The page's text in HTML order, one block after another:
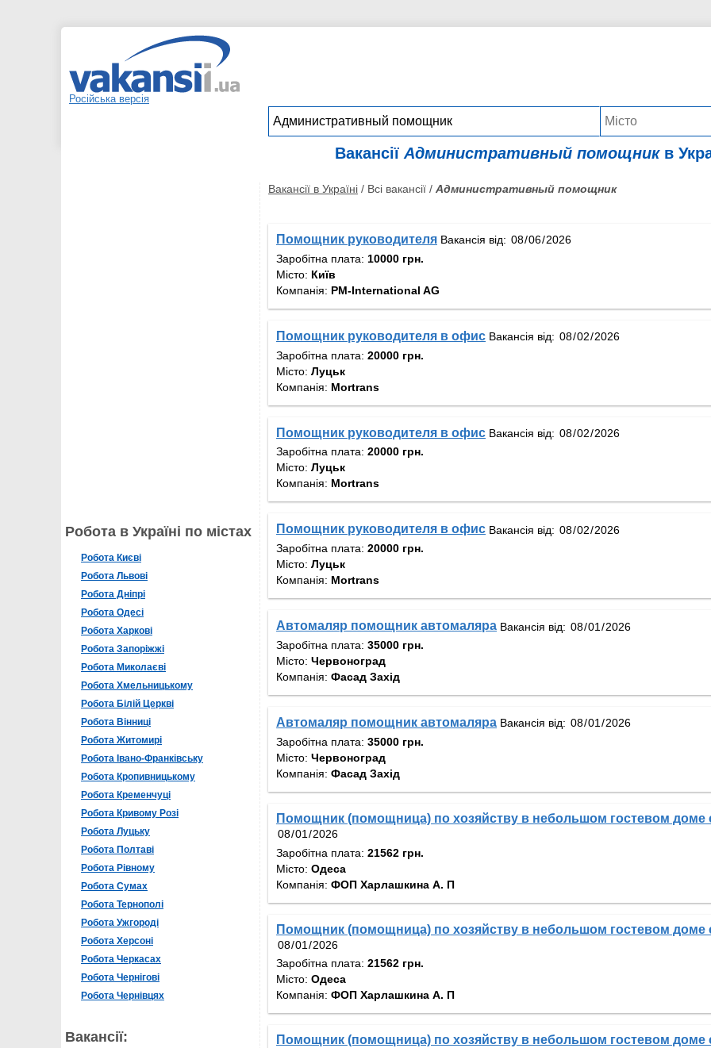
Російська версія
Вакансії Административный помощникв
Робота в Україні по містах
Робота Києві
Робота Львові
Робота Дніпрі
Робота Одесі
Робота Харкові
Робота Запоріжжі
Робота Миколаєві
Робота Хмельницькому
Робота Білій Церкві
Робота Вінниці
Робота Житомирі
Робота Івано-Франківську
Робота Кропивницькому
Робота Кременчуці
Робота Кривому Розі
Робота Луцьку
Робота Полтаві
Робота Рівному
Робота Сумах
Робота Тернополі
Робота Ужгороді
Робота Херсоні
Робота Черкасах
Робота Чернігові
Робота Чернівцях
Вакансії:
Вакансії в Україні / Всі вакансії / Административный помощник
Помощник руководителя Вакансія від:
Заробітна плата: 10000 грн.
Місто: Київ
Компанія: РM-International AG
Помощник руководителя в офис Вакансія від:
Заробітна плата: 20000 грн.
Місто: Луцьк
Компанія: Mortrans
Помощник руководителя в офис Вакансія від:
Заробітна плата: 20000 грн.
Місто: Луцьк
Компанія: Mortrans
Помощник руководителя в офис Вакансія від:
Заробітна плата: 20000 грн.
Місто: Луцьк
Компанія: Mortrans
Автомаляр помощник автомаляра Вакансія від:
Заробітна плата: 35000 грн.
Місто: Червоноград
Компанія: Фасад Захід
Автомаляр помощник автомаляра Вакансія від:
Заробітна плата: 35000 грн.
Місто: Червоноград
Компанія: Фасад Захід
Помощник (помощница) по хозяйству в небольшом гостевом доме
Заробітна плата: 21562 грн.
Місто: Одеса
Компанія: ФОП Харлашкина А. П
Помощник (помощница) по хозяйству в небольшом гостевом доме
Заробітна плата: 21562 грн.
Місто: Одеса
Компанія: ФОП Харлашкина А. П
Помощник (помощница) по хозяйству в небольшом гостевом доме